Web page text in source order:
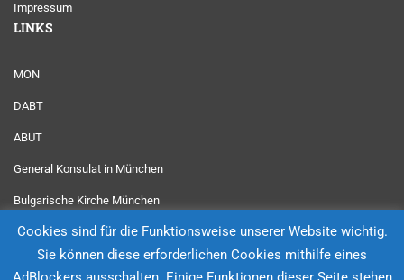
Impressum
LINKS
MON
DABT
ABUT
General Konsulat in München
Bulgarische Kirche München
Dobra sreshta
Cookies sind für die Funktionsweise unserer Website wichtig.
Sie können diese erforderlichen Cookies mithilfe eines